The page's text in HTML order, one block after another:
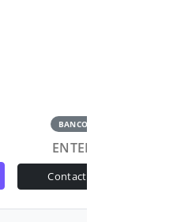
BANCOS Y GOB
ENTERPRISE
contactar ventas